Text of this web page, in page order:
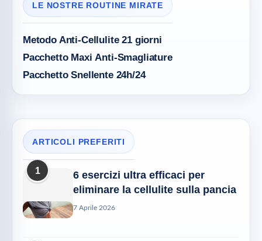
LE NOSTRE ROUTINE MIRATE
Metodo Anti-Cellulite21 giorni
Pacchetto MaxiAnti-Smagliature
Pacchetto Snellente 24h/24
ARTICOLI PREFERITI
1
6 esercizi ultra efficaci per
eliminare la cellulite sulla pancia
7 Aprile 2026